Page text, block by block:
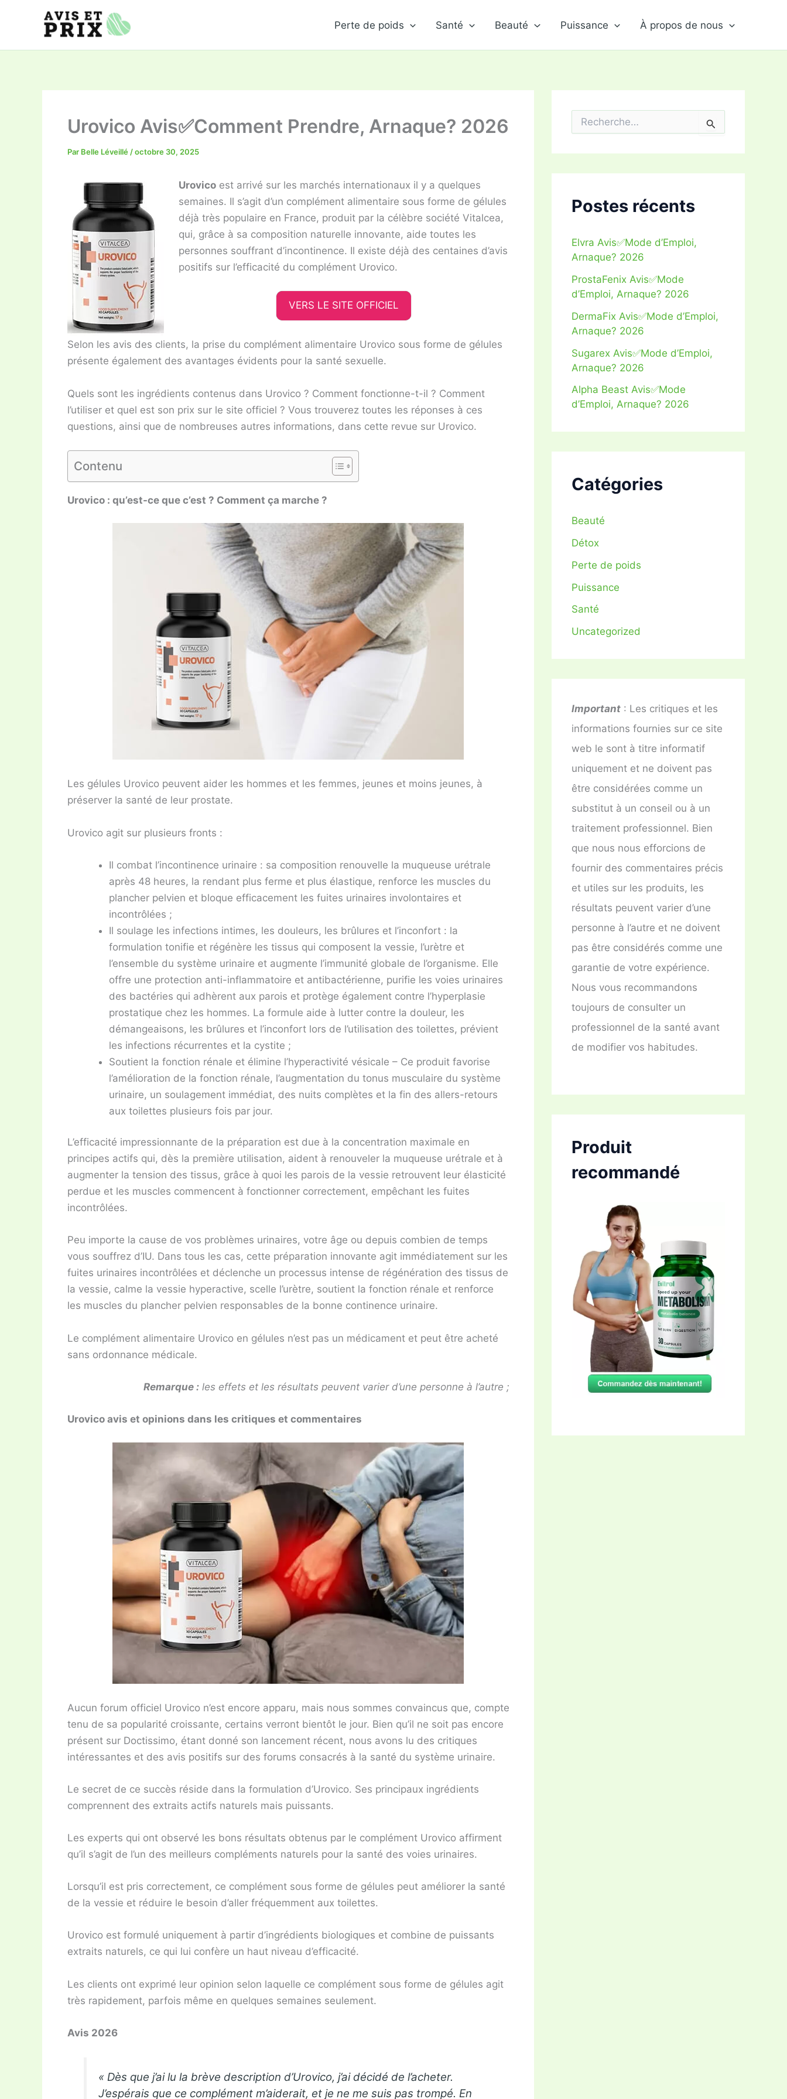
Perte de poids Santé Beauté Puissance À propos de nous
Urovico Avis✅Comment Prendre, Arnaque? 2026
Par Belle Léveillé /octobre 30, 2025
Urovico est arrivé sur les marchés internationaux il y a quelques
semaines. Il s’agit d’un complément alimentaire sous forme de gélules
déjà très populaire en France, produit par la célèbre société Vitalcea,
qui, grâce à sa composition naturelle innovante, aide toutes les
personnes souffrant d’incontinence. Il existe déjà des centaines d’avis
positifs sur l’efficacité du complément Urovico.
VERS LE SITE OFFICIEL
Selon les avis des clients, la prise du complément alimentaire Urovico sous forme de gélules
présente également des avantages évidents pour la santé sexuelle.
Quels sont les ingrédients contenus dans Urovico ? Comment fonctionne-t-il ? Comment
l’utiliser et quel est son prix sur le site officiel ? Vous trouverez toutes les réponses à ces
questions, ainsi que de nombreuses autres informations, dans cette revue sur Urovico.
Contenu
Urovico : qu’est-ce que c’est ? Comment ça marche ?
Les gélules Urovico peuvent aider les hommes et les femmes, jeunes et moins jeunes, à
préserver la santé de leur prostate.
Urovico agit sur plusieurs fronts :
Il combat l’incontinence urinaire : sa composition renouvelle la muqueuse urétrale
après 48 heures, la rendant plus ferme et plus élastique, renforce les muscles du
plancher pelvien et bloque efficacement les fuites urinaires involontaires et
incontrôlées ;
Il soulage les infections intimes, les douleurs, les brûlures et l’inconfort : la
formulation tonifie et régénère les tissus qui composent la vessie, l’urètre et
l’ensemble du système urinaire et augmente l’immunité globale de l’organisme. Elle
offre une protection anti-inflammatoire et antibactérienne, purifie les voies urinaires
des bactéries qui adhèrent aux parois et protège également contre l’hyperplasie
prostatique chez les hommes. La formule aide à lutter contre la douleur, les
démangeaisons, les brûlures et l’inconfort lors de l’utilisation des toilettes, prévient
les infections récurrentes et la cystite ;
Soutient la fonction rénale et élimine l’hyperactivité vésicale – Ce produit favorise
l’amélioration de la fonction rénale, l’augmentation du tonus musculaire du système
urinaire, un soulagement immédiat, des nuits complètes et la fin des allers-retours
aux toilettes plusieurs fois par jour.
L’efficacité impressionnante de la préparation est due à la concentration maximale en
principes actifs qui, dès la première utilisation, aident à renouveler la muqueuse urétrale et à
augmenter la tension des tissus, grâce à quoi les parois de la vessie retrouvent leur élasticité
perdue et les muscles commencent à fonctionner correctement, empêchant les fuites
incontrôlées.
Peu importe la cause de vos problèmes urinaires, votre âge ou depuis combien de temps
vous souffrez d’IU. Dans tous les cas, cette préparation innovante agit immédiatement sur les
fuites urinaires incontrôlées et déclenche un processus intense de régénération des tissus de
la vessie, calme la vessie hyperactive, scelle l’urètre, soutient la fonction rénale et renforce
les muscles du plancher pelvien responsables de la bonne continence urinaire.
Le complément alimentaire Urovico en gélules n’est pas un médicament et peut être acheté
sans ordonnance médicale.
Remarque :les effets et les résultats peuvent varier d’une personne à l’autre ;
Urovico avis et opinions dans les critiques et commentaires
Aucun forum officiel Urovico n’est encore apparu, mais nous sommes convaincus que, compte
tenu de sa popularité croissante, certains verront bientôt le jour. Bien qu’il ne soit pas encore
présent sur Doctissimo, étant donné son lancement récent, nous avons lu des critiques
intéressantes et des avis positifs sur des forums consacrés à la santé du système urinaire.
Le secret de ce succès réside dans la formulation d’Urovico. Ses principaux ingrédients
comprennent des extraits actifs naturels mais puissants.
Les experts qui ont observé les bons résultats obtenus par le complément Urovico affirment
qu’il s’agit de l’un des meilleurs compléments naturels pour la santé des voies urinaires.
Lorsqu’il est pris correctement, ce complément sous forme de gélules peut améliorer la santé
de la vessie et réduire le besoin d’aller fréquemment aux toilettes.
Urovico est formulé uniquement à partir d’ingrédients biologiques et combine de puissants
extraits naturels, ce qui lui confère un haut niveau d’efficacité.
Les clients ont exprimé leur opinion selon laquelle ce complément sous forme de gélules agit
très rapidement, parfois même en quelques semaines seulement.
Avis 2026
« Dès que j’ai lu la brève description d’Urovico, j’ai décidé de l’acheter.
J’espérais que ce complément m’aiderait, et je ne me suis pas trompé. En
r
h
e
:
Postes récents
Elvra Avis✅Mode d’Emploi,
Arnaque? 2026
ProstaFenix Avis✅Mode
d’Emploi, Arnaque? 2026
DermaFix Avis✅Mode d’Emploi,
Arnaque? 2026
Sugarex Avis✅Mode d’Emploi,
Arnaque? 2026
Alpha Beast Avis✅Mode
d’Emploi, Arnaque? 2026
Catégories
Beauté
Détox
Perte de poids
Puissance
Santé
Uncategorized
Important : Les critiques et les
informations fournies sur ce site
web le sont à titre informatif
uniquement et ne doivent pas
être considérées comme un
substitut à un conseil ou à un
traitement professionnel. Bien
que nous nous efforcions de
fournir des commentaires précis
et utiles sur les produits, les
résultats peuvent varier d’une
personne à l’autre et ne doivent
pas être considérés comme une
garantie de votre expérience.
Nous vous recommandons
toujours de consulter un
professionnel de la santé avant
de modifier vos habitudes.
Produit
recommandé